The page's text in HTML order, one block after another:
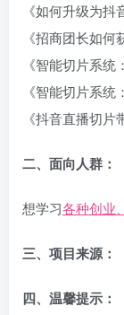
《如何升级为抖
《招商团长如何
《智能切片系统
《智能切片系统
《抖音直播切片
二、面向人群：
想学习各种创业
三、项目来源：
四、温馨提示：